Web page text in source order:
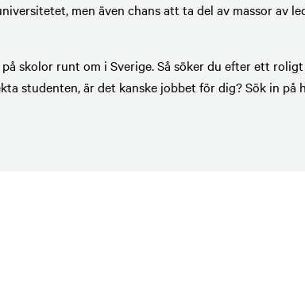
men även chans att ta del av massor av
skolor runt om i Sverige. Så söker du efter ett
studenten, är det kanske jobbet för dig? Sök in på